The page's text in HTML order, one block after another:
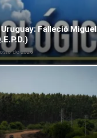
Falleció Miguel
de 2026